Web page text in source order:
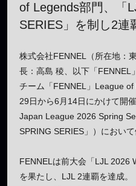
of Legends部門、「
SERIES」を制し2連
株式会社FENNEL（所在地：
長：高島 稜、以下「FENNEL
チーム「FENNEL」League
29日から6月14日にかけて開
Japan League 2026 Spring
SPRING SERIES」）におい
FENNELは前大会「LJL 2026
を果たし、LJL 2連覇を達成。